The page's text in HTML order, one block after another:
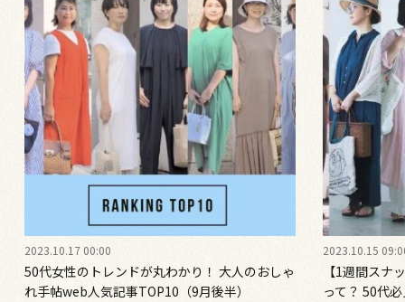
2023.10.17 00:00
50代女性のトレンドが丸わかり！ 大人のおしゃ
れ手帖web人気記事TOP10（9月後半）
2023.10.15
【1週間スナ
って？ 50代